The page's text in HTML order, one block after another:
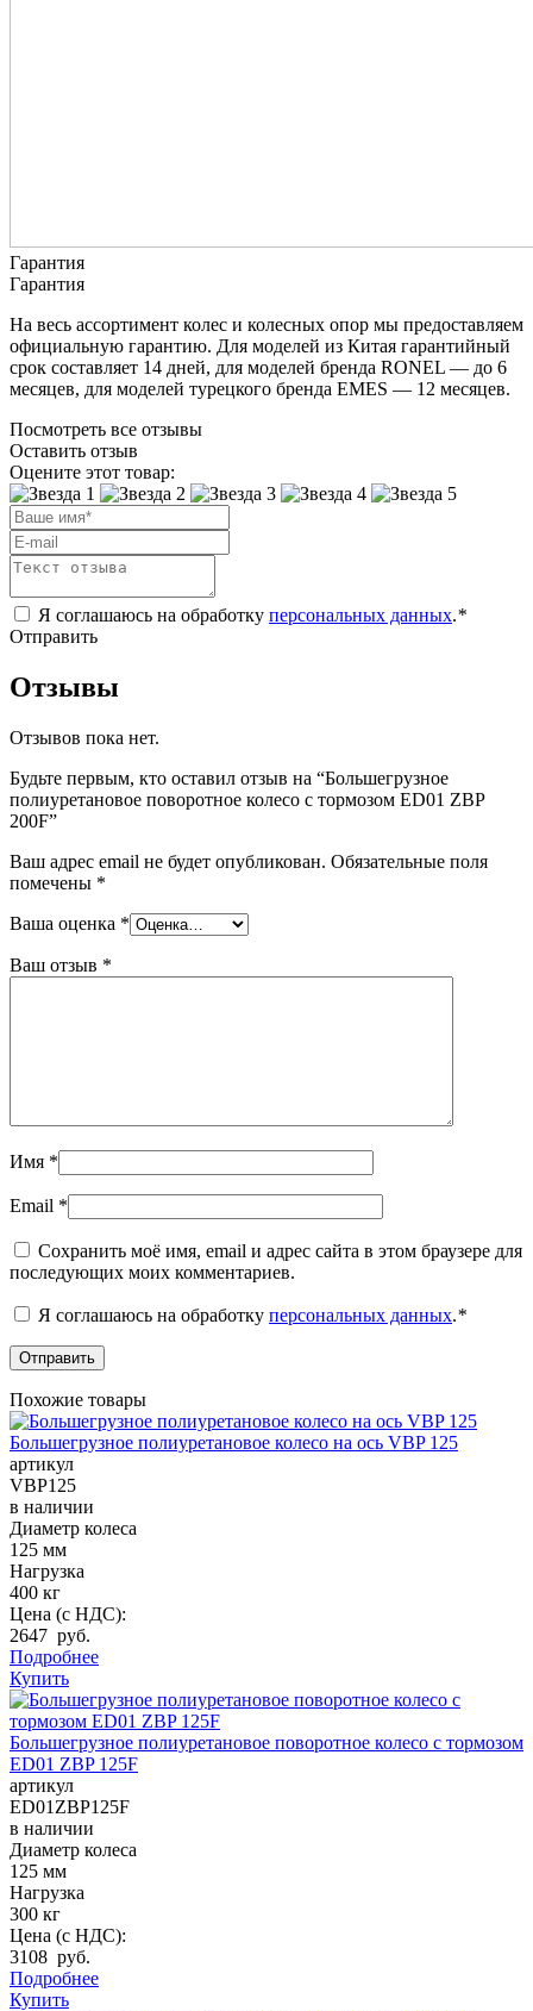
Гарантия
Гарантия
На весь ассортимент колес и колесных опор мы предоставляем
официальную гарантию. Для моделей из Китая гарантийный
срок составляет 14 дней, для моделей бренда RONEL — до 6
месяцев, для моделей турецкого бренда EMES — 12 месяцев.
Посмотреть все отзывы
Оставить отзыв
Оцените этот товар:
Я соглашаюсь на обработку персональных данных.*
Отправить
Отзывы
Отзывов пока нет.
Будьте первым, кто оставил отзыв на “Большегрузное
полиуретановое поворотное колесо с тормозом ED01 ZBP
200F”
Ваш адрес email не будет опубликован. Обязательные поля
помечены *
Ваша оценка *
Ваш отзыв *
Имя *
Email *
Сохранить моё имя, email и адрес сайта в этом браузере для
последующих моих комментариев.
Я соглашаюсь на обработку персональных данных.*
Похожие товары
Большегрузное полиуретановое колесо на ось VBP 125
артикул
VBP125
в наличии
Диаметр колеса
125 мм
Нагрузка
400 кг
Цена (с НДС):
2647 руб.
Подробнее
Купить
Большегрузное полиуретановое поворотное колесо с тормозом
ED01 ZBP 125F
артикул
ED01ZBP125F
в наличии
Диаметр колеса
125 мм
Нагрузка
300 кг
Цена (с НДС):
3108 руб.
Подробнее
Купить